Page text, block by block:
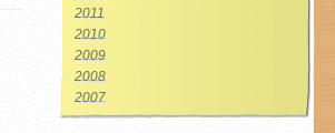
2011
2010
2009
2008
2007